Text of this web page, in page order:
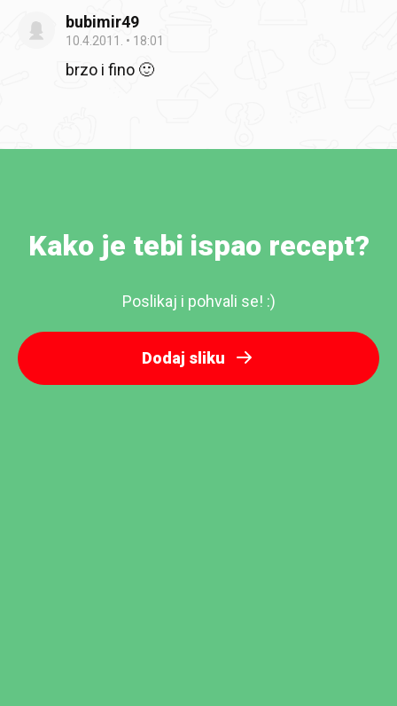
bubimir49
10.4.2011. 18:01
brzo i fino 🙂
Kako je tebi ispao recept?
Poslikaj i pohvali se! :)
Dodaj sliku